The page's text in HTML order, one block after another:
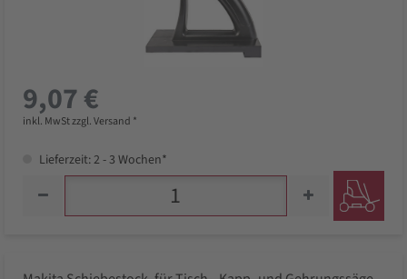
9,07 €
inkl. MwSt zzgl. Versand *
Lieferzeit: 2 - 3 Wochen*